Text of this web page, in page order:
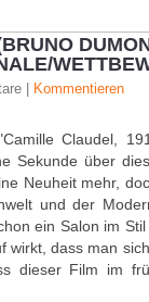
| Kommentieren
Claudel,
Sekunde über
Neuheit mehr,
und der
ein Salon im
wirkt, dass man
dieser Film im